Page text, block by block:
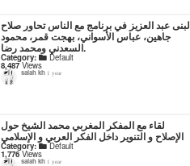
لبنى عبد العزيز في برنامج مع الناس تحاور صلاح
جاهين، عباس الأسواني، بهجت قمر، محمود
السعدني ومحمد رضا.
Category: Default
8,487Views
salah kh 1 year
لقاء مع المفكر المغربي محمد الشيخ حول
الإصلاح و التنوير داخل الفكر العربي و الإسلامي
Category: Default
1,776Views
salah kh 1 year